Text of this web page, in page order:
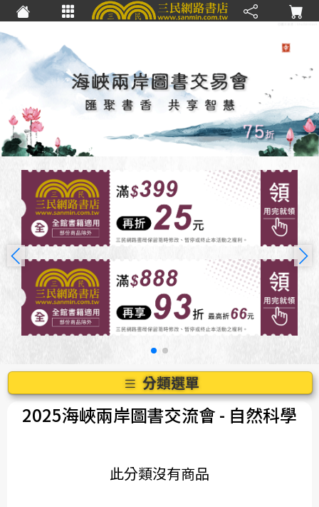
分類選單
2025海峽兩岸圖書交流會 - 自然科學
此分類沒有商品